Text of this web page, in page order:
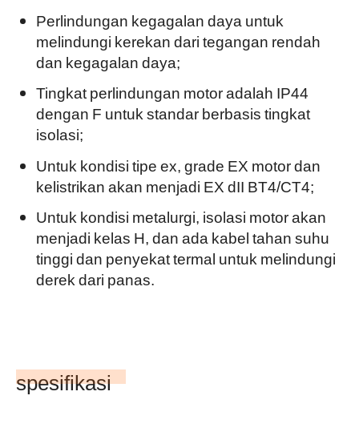
Perlindungan kegagalan daya untuk
melindungi kerekan dari tegangan rendah
dan kegagalan daya;
Tingkat perlindungan motor adalah IP44
dengan F untuk standar berbasis tingkat
isolasi;
Untuk kondisi tipe ex, grade EX motor dan
kelistrikan akan menjadi EX dII BT4/CT4;
Untuk kondisi metalurgi, isolasi motor akan
menjadi kelas H, dan ada kabel tahan suhu
tinggi dan penyekat termal untuk melindungi
derek dari panas.
spesifikasi